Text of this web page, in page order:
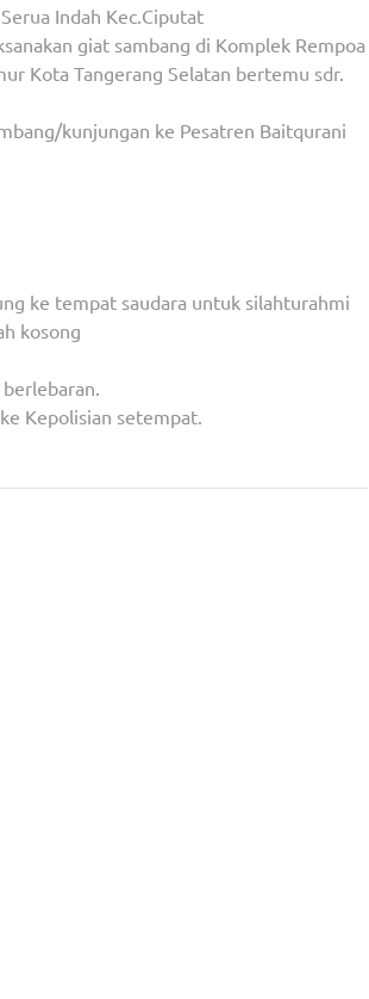
Indah Kec.Ciputat
giat sambang di Komplek Rempoa
Kota Tangerang Selatan bertemu sdr.
kunjungan ke Pesatren Baitqurani
ke tempat saudara untuk silahturahmi
kosong
Kepolisian setempat.